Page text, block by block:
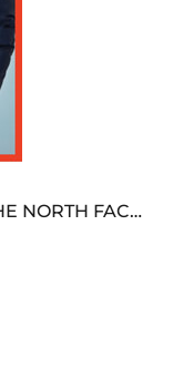
ノースフェイス 偽物 ダウン人気【THE NORTH FACE】M'S 7 SUMMIT HIM...